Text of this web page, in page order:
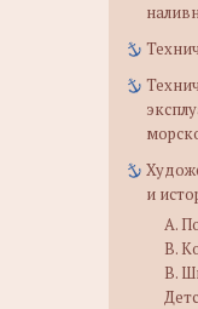
и
А.
В.
В.